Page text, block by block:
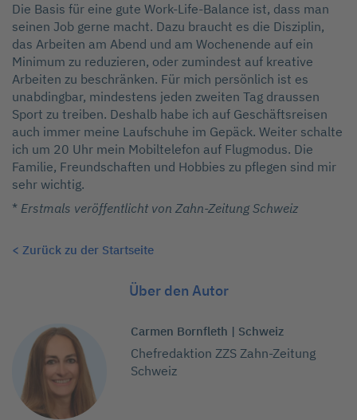
Die Basis für eine gute Work-Life-Balance ist, dass man
seinen Job gerne macht. Dazu braucht es die Disziplin,
das Arbeiten am Abend und am Wochenende auf ein
Minimum zu reduzieren, oder zumindest auf kreative
Arbeiten zu beschränken. Für mich persönlich ist es
unabdingbar, mindestens jeden zweiten Tag draussen
Sport zu treiben. Deshalb habe ich auf Geschäftsreisen
auch immer meine Laufschuhe im Gepäck. Weiter schalte
ich um 20 Uhr mein Mobiltelefon auf Flugmodus. Die
Familie, Freundschaften und Hobbies zu pflegen sind mir
sehr wichtig.
* Erstmals veröffentlicht von Zahn-Zeitung Schweiz
< Zurück zu der Startseite
Über den Autor
Carmen Bornfleth | Schweiz
Chefredaktion ZZS Zahn-Zeitung
Schweiz